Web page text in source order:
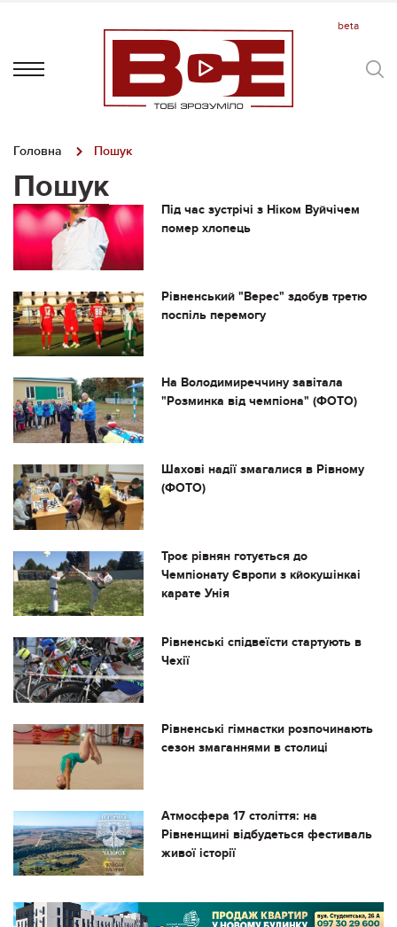
Головна Пошук
Пошук
Під час зустрічі з Ніком Вуйчічем
помер хлопець
Рівненський "Верес" здобув третю
поспіль перемогу
На Володимиреччину завітала
"Розминка від чемпіона" (ФОТО)
Шахові надії змагалися в Рівному
(ФОТО)
Троє рівнян готується до
Чемпіонату Європи з кйокушінкаі
карате Унія
Рівненські спідвеїсти стартують в
Чехії
Рівненські гімнастки розпочинають
сезон змаганнями в столиці
Атмосфера 17 століття: на
Рівненщині відбудеться фестиваль
живої історії